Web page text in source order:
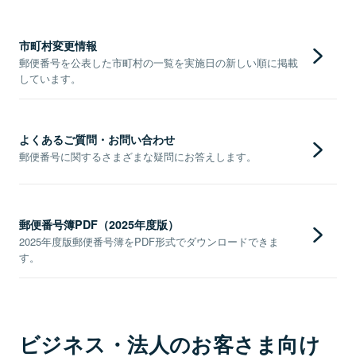
市町村変更情報
郵便番号を公表した市町村の一覧を実施日の新しい順に掲載
しています。
よくあるご質問・お問い合わせ
郵便番号に関するさまざまな疑問にお答えします。
郵便番号簿PDF（2025年度版）
2025年度版郵便番号簿をPDF形式でダウンロードできま
す。
ビジネス・法人のお客さま向け